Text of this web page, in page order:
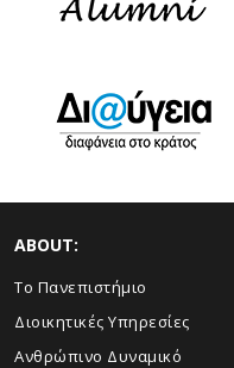
ABOUT:
Το Πανεπιστήμιο
Διοικητικές Υπηρεσίες
Ανθρώπινο Δυναμικό